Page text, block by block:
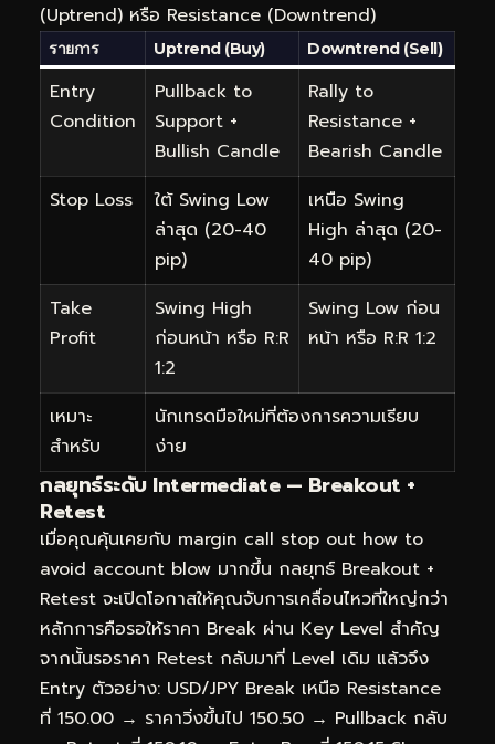
(Uptrend) หรือ Resistance (Downtrend)
รายการ Uptrend (Buy) Downtrend (Sell)
Entry
Condition
Pullback to
Support +
Bullish Candle
Rally to
Resistance +
Bearish Candle
Stop Loss
ใต้ Swing Low
ล่าสุด (20-40
pip)
เหนือ Swing
High ล่าสุด (20-
40 pip)
Take
Profit
Swing High
ก่อนหน้า หรือ R:R
1:2
Swing Low ก่อน
หน้า หรือ R:R 1:2
เหมาะ
สำหรับ
นักเทรดมือใหม่ที่ต้องการความเรียบ
ง่าย
กลยุทธ์ระดับ Intermediate — Breakout +
Retest
เมื่อคุณคุ้นเคยกับ margin call stop out how to
avoid account blow มากขึ้น กลยุทธ์ Breakout +
Retest จะเปิดโอกาสให้คุณจับการเคลื่อนไหวที่ใหญ่กว่า
หลักการคือรอให้ราคา Break ผ่าน Key Level สำคัญ
จากนั้นรอราคา Retest กลับมาที่ Level เดิม แล้วจึง
Entry ตัวอย่าง: USD/JPY Break เหนือ Resistance
ที่ 150.00 → ราคาวิ่งขึ้นไป 150.50 → Pullback กลับ